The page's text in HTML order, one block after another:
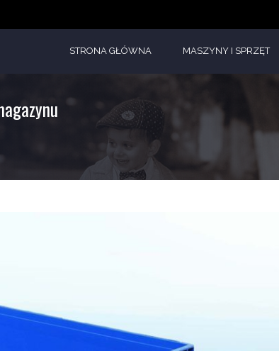
STRONA GŁÓWNA MASZYNY I SPRZĘT